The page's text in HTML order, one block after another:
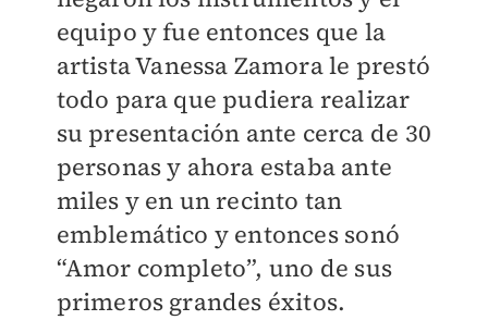
equipo y fue entonces que la
artista Vanessa Zamora le prestó
todo para que pudiera realizar
su presentación ante cerca de 30
personas y ahora estaba ante
miles y en un recinto tan
emblemático y entonces sonó
“Amor completo”, uno de sus
primeros grandes éxitos.